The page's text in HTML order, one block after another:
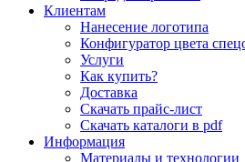
Клиентам
Нанесение логотипа
Конфигуратор цвета
Услуги
Как купить?
Доставка
Скачать прайс-лист
Скачать каталоги в pdf
Информация
Материалы и технологии